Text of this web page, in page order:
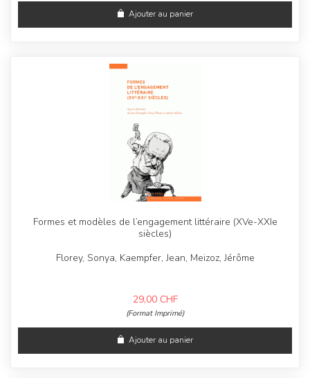
Ajouter au panier
Formes et modèles de l’engagement littéraire (XVe-XXIe
siècles)
Florey, Sonya, Kaempfer, Jean, Meizoz, Jérôme
29,00 CHF
(Format Imprimé)
Ajouter au panier